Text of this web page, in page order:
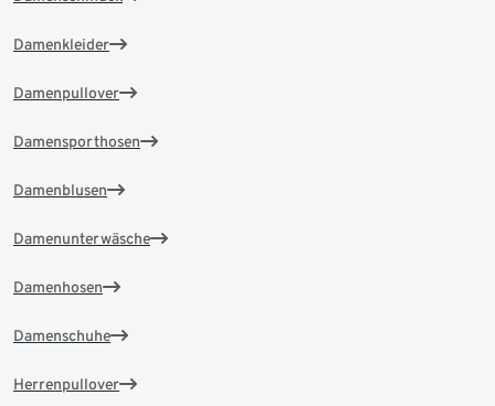
Damenkleider
Damenpullover
Damensporthosen
Damenblusen
Damenunterwäsche
Damenhosen
Damenschuhe
Herrenpullover